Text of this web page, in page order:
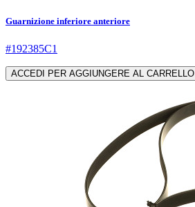
Guarnizione inferiore anteriore
#192385C1
ACCEDI PER AGGIUNGERE AL CARRELLO